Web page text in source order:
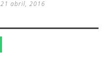
21 abril, 2016